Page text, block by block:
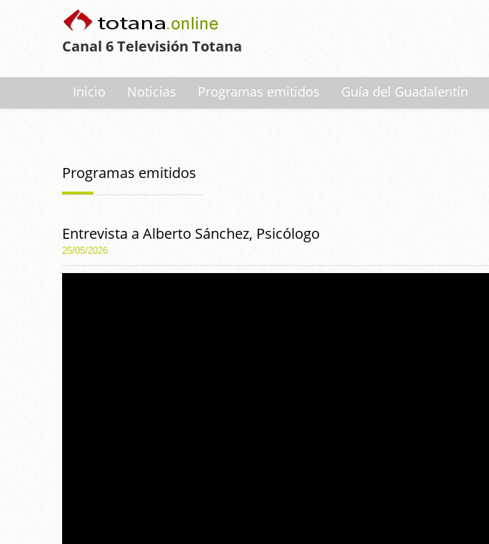
Canal 6 Televisión Totana
Inicio Noticias Programas emitidos Guía del Guadalentín
Programas emitidos
Entrevista a Alberto Sánchez, Psicólogo
25/05/2026